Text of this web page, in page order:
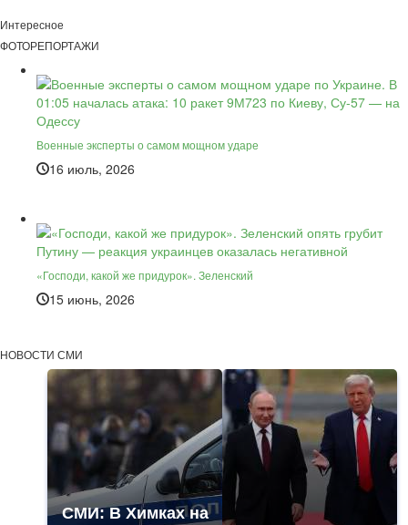
Интересное
ФОТОРЕПОРТАЖИ
Военные эксперты о самом мощном ударе
16 июль, 2026
«Господи, какой же придурок». Зеленский
15 июнь, 2026
НОВОСТИ СМИ
СМИ: В Химках на